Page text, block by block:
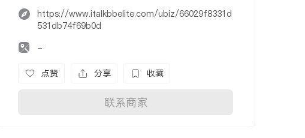
https://www.italkbbelite.com/ubiz/66029f8331d
531db74f69b0d
-
点赞 分享 收藏
联系商家